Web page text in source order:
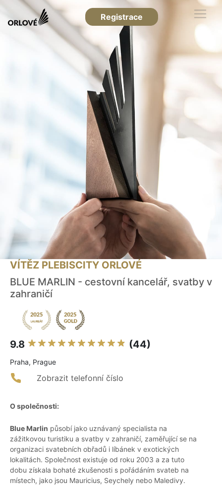
Registrace
VÍTĚZ PLEBISCITY ORLOVÉ
BLUE MARLIN - cestovní kancelář, svatby v
zahraničí
9.8 (44)
Praha, Prague
Zobrazit telefonní číslo
O společnosti:
Blue Marlin působí jako uznávaný specialista na
zážitkovou turistiku a svatby v zahraničí, zaměřující se na
organizaci svatebních obřadů i líbánek v exotických
lokalitách. Společnost existuje od roku 2003 a za tuto
dobu získala bohaté zkušenosti s pořádáním svateb na
místech, jako jsou Mauricius, Seychely nebo Maledivy.